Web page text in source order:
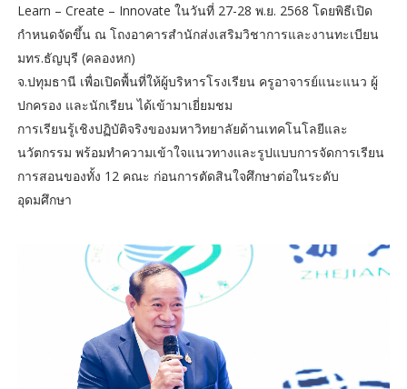
Learn – Create – Innovate ในวันที่ 27-28 พ.ย. 2568 โดยพิธีเปิด
กำหนดจัดขึ้น ณ โถงอาคารสำนักส่งเสริมวิชาการและงานทะเบียน
มทร.ธัญบุรี (คลองหก)
จ.ปทุมธานี เพื่อเปิดพื้นที่ให้ผู้บริหารโรงเรียน ครูอาจารย์แนะแนว ผู้
ปกครอง และนักเรียน ได้เข้ามาเยี่ยมชม
การเรียนรู้เชิงปฏิบัติจริงของมหาวิทยาลัยด้านเทคโนโลยีและ
นวัตกรรม พร้อมทำความเข้าใจแนวทางและรูปแบบการจัดการเรียน
การสอนของทั้ง 12 คณะ ก่อนการตัดสินใจศึกษาต่อในระดับ
อุดมศึกษา